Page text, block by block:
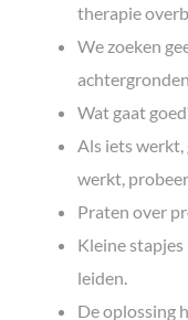
therapie
We zoeken
achtergronden.
Wat gaat
Als iets werkt,
werkt,
Praten over
Kleine
leiden.
De oplossing